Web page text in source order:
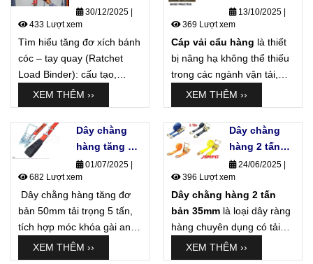
quay
(Ratchet
Load Binder)
là gì?
30/12/2025 |
433 Lượt xem
Tìm hiểu tăng đơ xích bánh
cóc – tay quay (Ratchet
Load Binder): cấu tạo,
nguyên lý hoạt động, ưu
nhược điểm, tiêu chuẩn EN
và lưu ý an toàn khi sử
dụng.
XEM THÊM ››
hàng sử
dụng bền bỉ
tăng tuổi thọ
13/10/2025 |
369 Lượt xem
Cáp vải cẩu hàng là thiết
bị nâng hạ không thể thiếu
trong các ngành vận tải,
kho bãi, cơ khí, xây dựng,
logistics… Nhờ đặc tính
nhẹ – mềm – không làm
trầy xước hàng hóa
, cáp
vải (hay còn gọi là dây cẩu
vải, dây bẹ cẩu hàng) đang
cáp thép trong nhiều ứng
dụng. Tuy nhiên, nếu sử
dụng sai cách, dây cẩu vải
có thể bị rách, tưa sợi,
XEM THÊM ››
Dây chằng
hàng tăng đơ
bản 50mm 5
tấn móc khóa
gài an toàn
(snap hook)
là gì?
01/07/2025 |
682 Lượt xem
Dây chằng hàng tăng đơ
bản 50mm tải trọng 5 tấn,
tích hợp móc khóa gài an
toàn – hay còn gọi là Snap
Hook là sản phẩm chất
XEM THÊM ››
Dây chằng
hàng 2 tấn
bản 35mm từ
A->Z
24/06/2025 |
396 Lượt xem
Dây chằng hàng 2 tấn
bản 35mm là loại dây ràng
hàng chuyên dụng có tải
trọng làm việc khoảng
1.000kg (1 tấn)vàtải
XEM THÊM ››